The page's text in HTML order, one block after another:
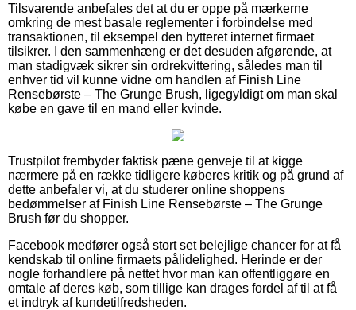
Tilsvarende anbefales det at du er oppe på mærkerne
omkring de mest basale reglementer i forbindelse med
transaktionen, til eksempel den bytteret internet firmaet
tilsikrer. I den sammenhæng er det desuden afgørende, at
man stadigvæk sikrer sin ordrekvittering, således man til
enhver tid vil kunne vidne om handlen af Finish Line
Rensebørste – The Grunge Brush, ligegyldigt om man skal
købe en gave til en mand eller kvinde.
Trustpilot frembyder faktisk pæne genveje til at kigge
nærmere på en række tidligere køberes kritik og på grund af
dette anbefaler vi, at du studerer online shoppens
bedømmelser af Finish Line Rensebørste – The Grunge
Brush før du shopper.
Facebook medfører også stort set belejlige chancer for at få
kendskab til online firmaets pålidelighed. Herinde er der
nogle forhandlere på nettet hvor man kan offentliggøre en
omtale af deres køb, som tillige kan drages fordel af til at få
et indtryk af kundetilfredsheden.